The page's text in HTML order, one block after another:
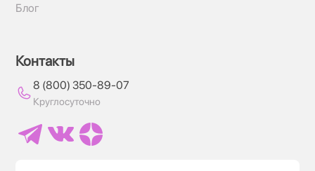
Блог
Контакты
8 (800) 350-89-07
Круглосуточно